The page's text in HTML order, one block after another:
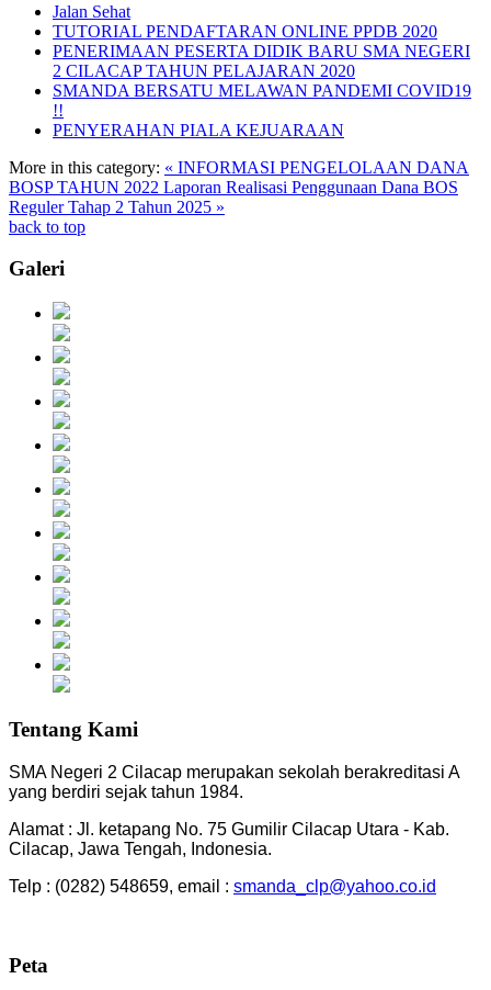
Jalan Sehat
TUTORIAL PENDAFTARAN ONLINE PPDB 2020
PENERIMAAN PESERTA DIDIK BARU SMA NEGERI
2 CILACAP TAHUN PELAJARAN 2020
SMANDA BERSATU MELAWAN PANDEMI COVID19
!!
PENYERAHAN PIALA KEJUARAAN
More in this category: « INFORMASI PENGELOLAAN DANA
BOSP TAHUN 2022 Laporan Realisasi Penggunaan Dana BOS
Reguler Tahap 2 Tahun 2025 »
back to top
Galeri
Tentang Kami
SMA Negeri 2 Cilacap merupakan sekolah berakreditasi A
yang berdiri sejak tahun 1984.
Alamat : Jl. ketapang No. 75 Gumilir Cilacap Utara - Kab.
Cilacap, Jawa Tengah, Indonesia.
Telp : (0282) 548659, email : smanda_clp@yahoo.co.id
Peta